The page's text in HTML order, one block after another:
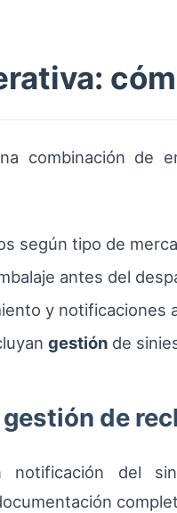
combinación de
según tipo de
antes del
y notificaciones
gestión de
de
del